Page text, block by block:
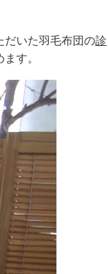
だいた羽毛布団の診
す。